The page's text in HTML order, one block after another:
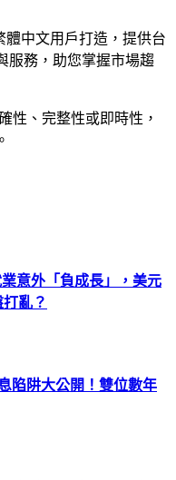
體中文用戶打造，提供台
服務，助您掌握市場趨
性、完整性或即時性，
意外「負成長」，美元
亂？
陷阱大公開！雙位數年